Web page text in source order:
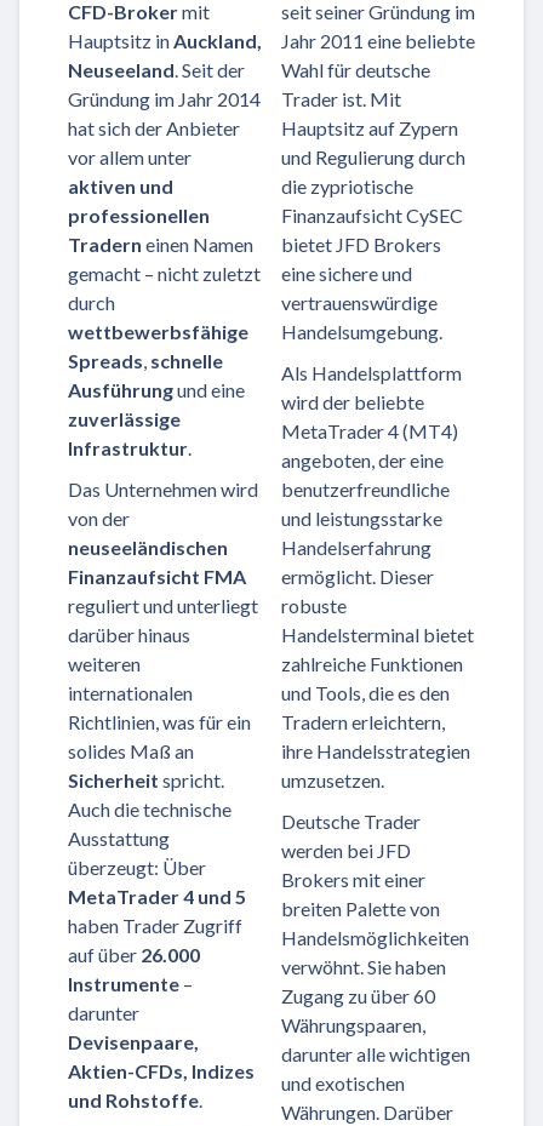
CFD-Brokermit
Hauptsitz inAuckland,
Neuseeland. Seit der
Gründung im Jahr 2014
hat sich der Anbieter
vor allem unter
aktiven und
professionellen
Tradern einen Namen
gemacht – nicht zuletzt
durch
wettbewerbsfähige
Spreads, schnelle
Ausführungund eine
zuverlässige
Infrastruktur.
Das Unternehmen wird
von der
neuseeländischen
Finanzaufsicht FMA
reguliert und unterliegt
darüber hinaus
weiteren
internationalen
Richtlinien, was für ein
solides Maß an
Sicherheit spricht.
Auch die technische
Ausstattung
überzeugt: Über
MetaTrader 4 und 5
haben Trader Zugriff
auf über 26.000
Instrumente –
darunter
Devisenpaare,
Aktien-CFDs, Indizes
und Rohstoffe.
seit seiner Gründung im
Jahr 2011 eine beliebte
Wahl für deutsche
Trader ist. Mit
Hauptsitz auf Zypern
und Regulierung durch
die zypriotische
Finanzaufsicht CySEC
bietet JFD Brokers
eine sichere und
vertrauenswürdige
Handelsumgebung.
Als Handelsplattform
wird der beliebte
MetaTrader 4 (MT4)
angeboten, der eine
benutzerfreundliche
und leistungsstarke
Handelserfahrung
ermöglicht. Dieser
robuste
Handelsterminal bietet
zahlreiche Funktionen
und Tools, die es den
Tradern erleichtern,
ihre Handelsstrategien
umzusetzen.
Deutsche Trader
werden bei JFD
Brokers mit einer
breiten Palette von
Handelsmöglichkeiten
verwöhnt. Sie haben
Zugang zu über 60
Währungspaaren,
darunter alle wichtigen
und exotischen
Währungen. Darüber